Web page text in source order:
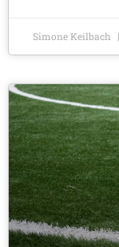
Simone Keilbach